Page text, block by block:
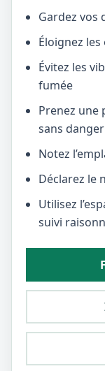
Gardez vos
Éloignez
Évitez les
fumée
Prenez une
sans danger
Notez
Déclarez le
Utilisez
suivi